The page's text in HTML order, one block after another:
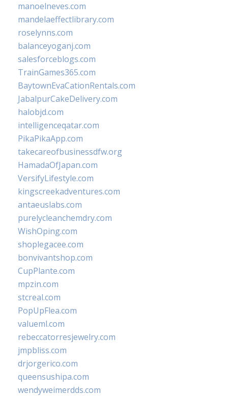
manoelneves.com
mandelaeffectlibrary.com
roselynns.com
balanceyoganj.com
salesforceblogs.com
TrainGames365.com
BaytownEvaCationRentals.com
JabalpurCakeDelivery.com
halobjd.com
intelligenceqatar.com
PikaPikaApp.com
takecareofbusinessdfw.org
HamadaOfJapan.com
VersifyLifestyle.com
kingscreekadventures.com
antaeuslabs.com
purelycleanchemdry.com
WishOping.com
shoplegacee.com
bonvivantshop.com
CupPlante.com
mpzin.com
stcreal.com
PopUpFlea.com
valueml.com
rebeccatorresjewelry.com
jmpbliss.com
drjorgerico.com
queensushipa.com
wendyweimerdds.com